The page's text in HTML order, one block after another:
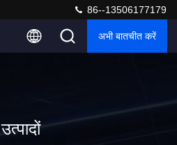
86--13506177179
अभी बातचीत करें
उत्पादों